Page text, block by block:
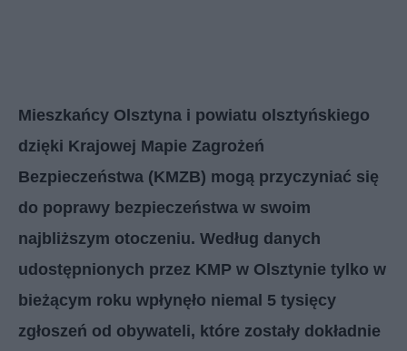
Mieszkańcy Olsztyna i powiatu olsztyńskiego
dzięki Krajowej Mapie Zagrożeń
Bezpieczeństwa (KMZB) mogą przyczyniać się
do poprawy bezpieczeństwa w swoim
najbliższym otoczeniu. Według danych
udostępnionych przez KMP w Olsztynie tylko w
bieżącym roku wpłynęło niemal 5 tysięcy
zgłoszeń od obywateli, które zostały dokładnie